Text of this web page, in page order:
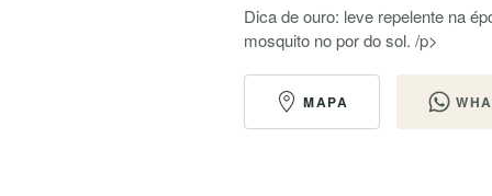
Dica de ouro: leve repelente na
mosquito no por do sol. /p>
MAPA